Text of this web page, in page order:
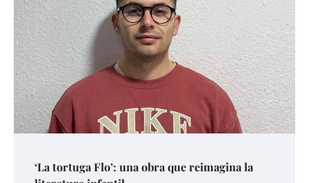
‘La tortuga Flo’: una obra que reimagina la